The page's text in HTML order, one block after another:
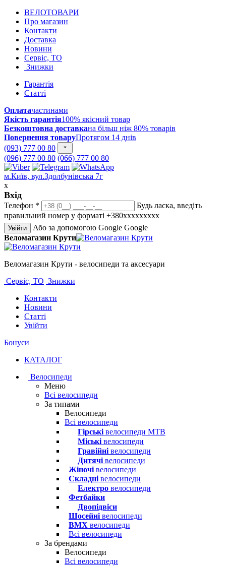
ВЕЛОТОВАРИ
Про магазин
Контакти
Доставка
Новини
Сервіс, ТО
Знижки
Гарантія
Статті
Оплатачастинами
Якість гарантія100% якісний товар
Безкоштовна доставкана більш ніж 80% товарів
Повернення товаруПротягом 14 днів
(093) 777 00 80
(096) 777 00 80 (066) 777 00 80
м.Київ, вул.Здолбунівська 7г
x
Вхід
Телефон *
Будь ласка, введіть
правильний номер у форматі +380ххххххххх
Увійти Або за допомогою Google Google
Веломагазин Крути
Веломагазин Крути - велосипеди та аксесуари
Сервіс, ТО Знижки
Контакти
Новини
Статті
Увійти
Бонуси
КАТАЛОГ
Велосипеди
Меню
Всі велосипеди
За типами
Велосипеди
Всі велосипеди
Гірські велосипеди MTB
Міські велосипеди
Гравійні велосипеди
Дитячі велосипеди
Жіночі велосипеди
Складні велосипеди
Електро велосипеди
Фетбайки
Двопідвіси
Шосейні велосипеди
BMX велосипеди
Всі велосипеди
За брендами
Велосипеди
Всі велосипеди